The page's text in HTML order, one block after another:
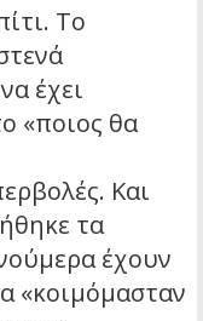
Το
έχει
«ποιος θα
Και
τα
έχουν
«κοιμόμασταν